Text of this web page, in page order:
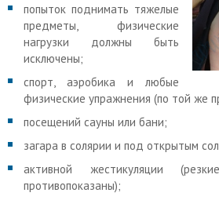
попыток поднимать тяжелые
предметы, физические
нагрузки должны быть
исключены;
спорт, аэробика и любые
физические упражнения (по той же
посещений сауны или бани;
загара в солярии и под открытым
активной жестикуляции
противопоказаны);